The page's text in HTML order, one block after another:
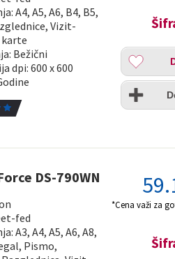
A4, A5, A6, B4, B5,
Vizit-
Bežični
dpi: 600 x 600
Dodaj
listu
želja
Uporedi
DS-790WN
fed
A3, A4, A5, A6, A8,
Pismo,
*Cena važi za